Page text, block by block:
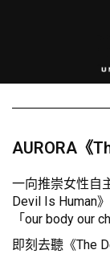
AURORA《
一向推崇女性自
Devil Is Human
「our body our
即刻去聽《The